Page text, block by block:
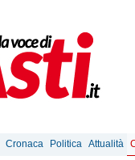
Cronaca Politica Attualità